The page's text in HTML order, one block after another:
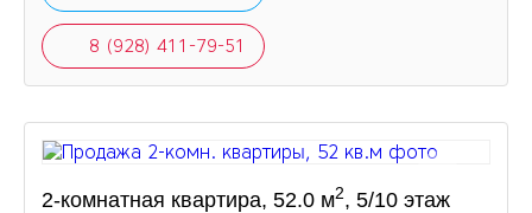
8 (928) 411-79-51
2-комнатная квартира, 52.0 м2, 5/10 этаж